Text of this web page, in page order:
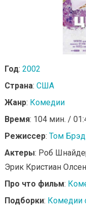
Год: 2002
Страна: США
Жанр: Комедии
Время: 104 мин. /
Режиссер: Том
Актеры: Роб
Эрик Кристиан Олсен
Про что фильм:
Подборки: Комедии